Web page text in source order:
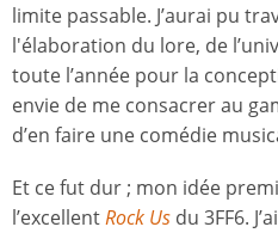
limite passable. J’aurai pu
l'élaboration du lore, de
toute l’année pour la
envie de me consacrer au
d’en faire une comédie
Et ce fut dur ; mon idée
l’excellentRock Us du 3FF6.